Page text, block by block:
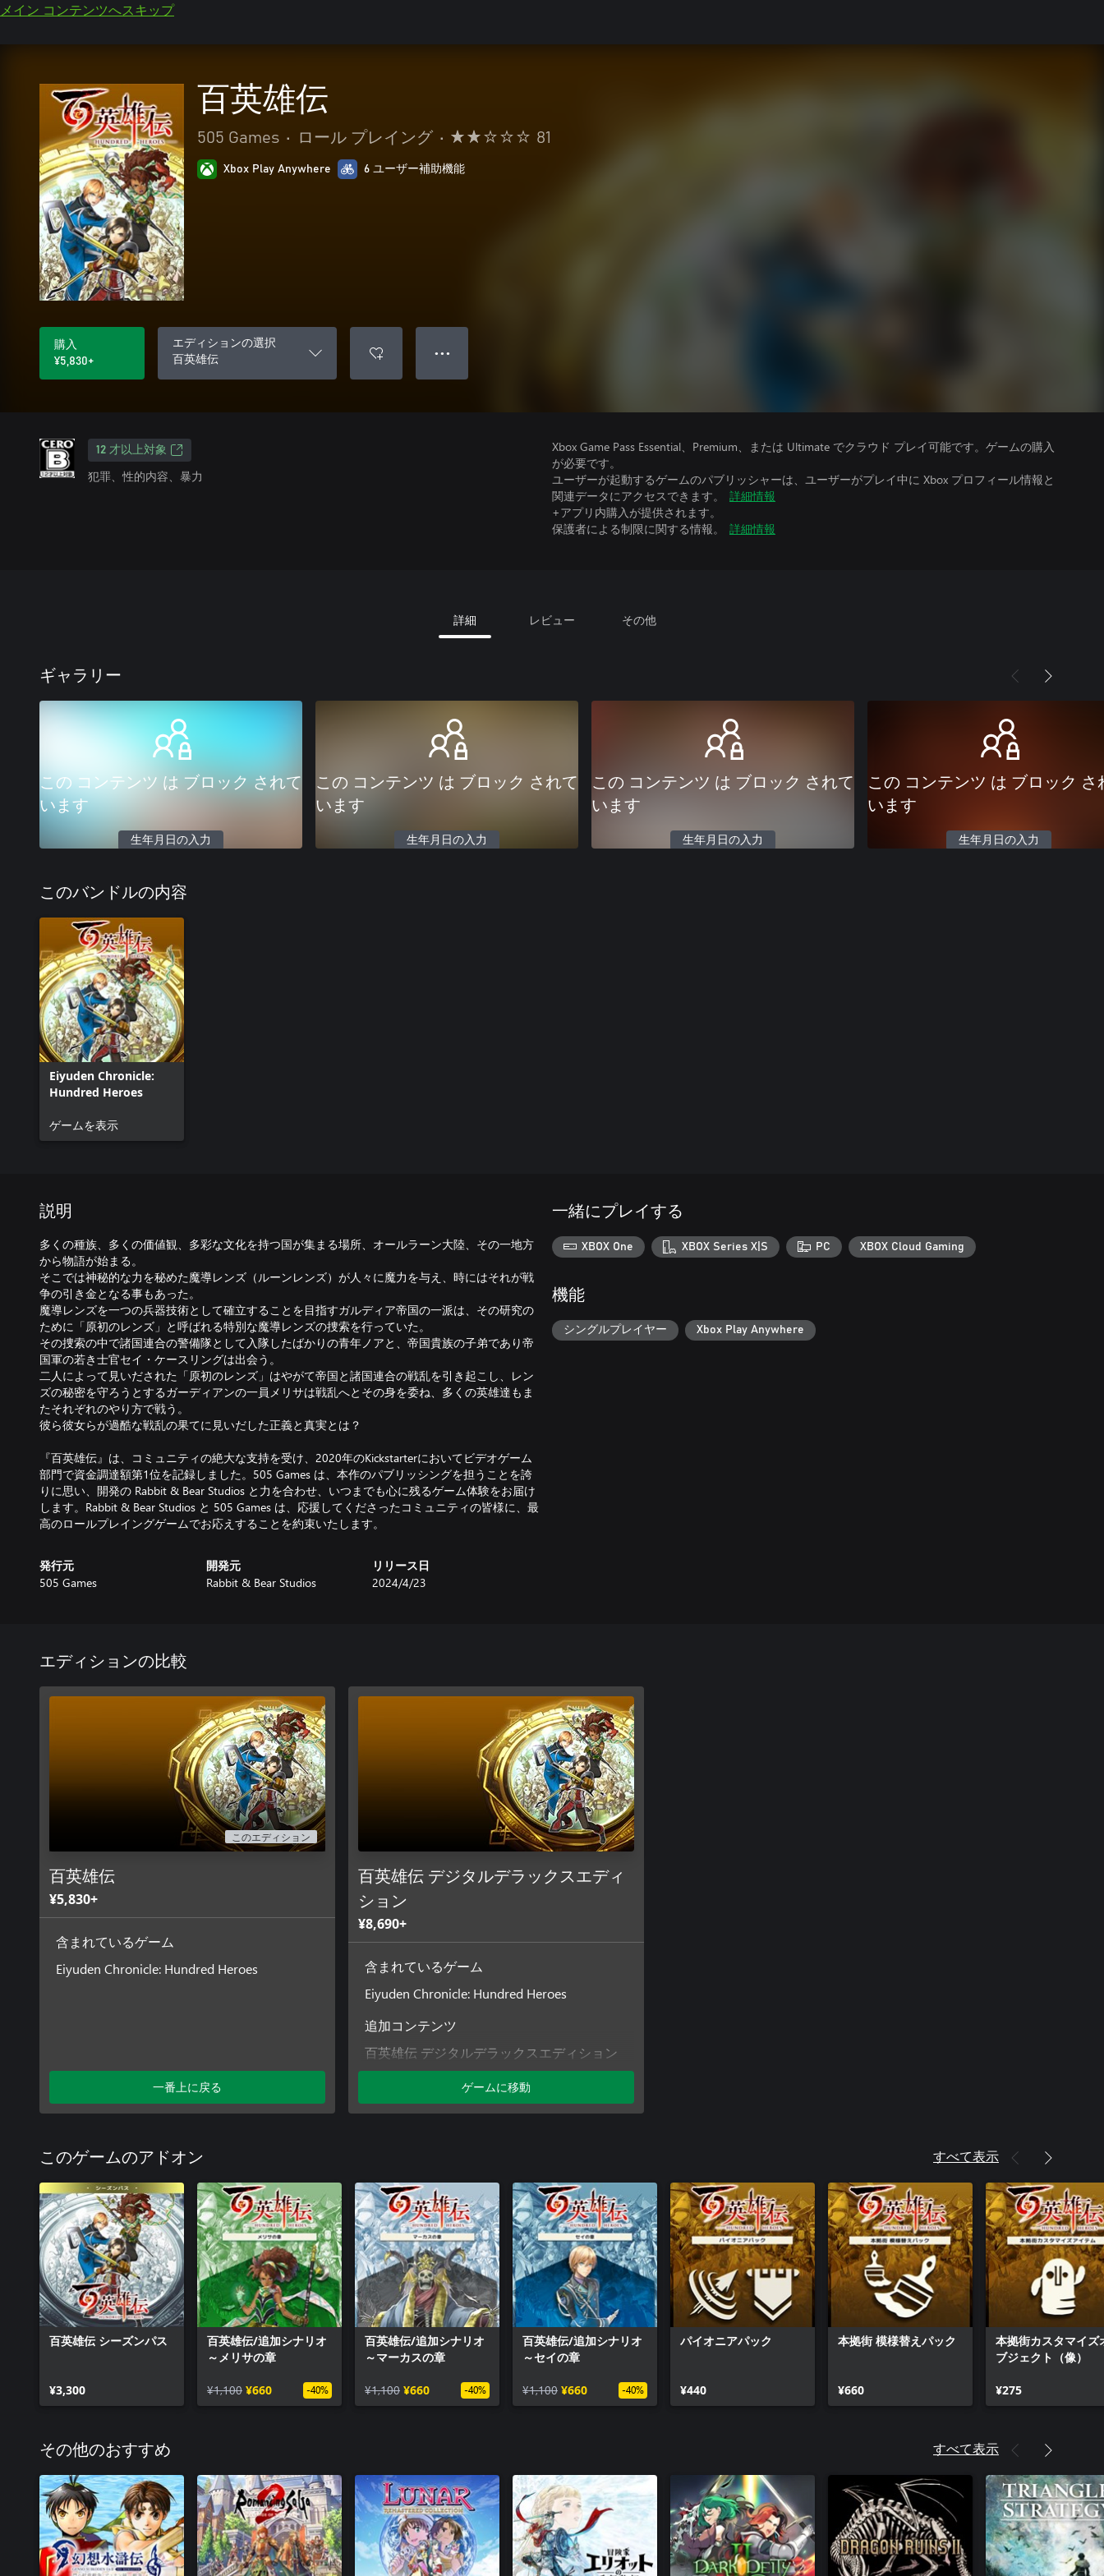
メイン コンテンツへスキップ
百英雄伝
505 Games • ロール プレイング • 81
Xbox Play Anywhere 6 ユーザー補助機能
購入
¥5,830+
エディションの選択
百英雄伝
● ● ●
12 才以上対象
犯罪、性的内容、暴力
Xbox Game Pass Essential、Premium、または Ultimate でクラウド プレイ可能です。ゲームの購入
が必要です。
ユーザーが起動するゲームのパブリッシャーは、ユーザーがプレイ中に Xbox プロフィール情報と
関連データにアクセスできます。
詳細情報
+アプリ内購入が提供されます。
保護者による制限に関する情報。
詳細情報
詳細 レビュー その他
ギャラリー
この コンテンツ は ブロック されて
います
生年月日の入力
この コンテンツ は ブロック されて
います
生年月日の入力
この コンテンツ は ブロック されて
います
生年月日の入力
この コンテンツ は ブロック さ
います
生年月日の入力
このバンドルの内容
Eiyuden Chronicle:
Hundred Heroes
ゲームを表示
説明
多くの種族、多くの価値観、多彩な文化を持つ国が集まる場所、オールラーン大陸、その一地方
から物語が始まる。
そこでは神秘的な力を秘めた魔導レンズ（ルーンレンズ）が人々に魔力を与え、時にはそれが戦
争の引き金となる事もあった。
魔導レンズを一つの兵器技術として確立することを目指すガルディア帝国の一派は、その研究の
ために「原初のレンズ」と呼ばれる特別な魔導レンズの捜索を行っていた。
その捜索の中で諸国連合の警備隊として入隊したばかりの青年ノアと、帝国貴族の子弟であり帝
国軍の若き士官セイ・ケースリングは出会う。
二人によって見いだされた「原初のレンズ」はやがて帝国と諸国連合の戦乱を引き起こし、レン
ズの秘密を守ろうとするガーディアンの一員メリサは戦乱へとその身を委ね、多くの英雄達もま
たそれぞれのやり方で戦う。
彼ら彼女らが過酷な戦乱の果てに見いだした正義と真実とは？
『百英雄伝』は、コミュニティの絶大な支持を受け、2020年のKickstarterにおいてビデオゲーム
部門で資金調達額第1位を記録しました。505 Games は、本作のパブリッシングを担うことを誇
りに思い、開発の Rabbit & Bear Studios と力を合わせ、いつまでも心に残るゲーム体験をお届け
します。Rabbit & Bear Studios と 505 Games は、応援してくださったコミュニティの皆様に、最
高のロールプレイングゲームでお応えすることを約束いたします。
発行元
505 Games
開発元
Rabbit & Bear Studios
リリース日
2024/4/23
一緒にプレイする
XBOX One XBOX Series X|S PC XBOX Cloud Gaming
機能
シングルプレイヤー Xbox Play Anywhere
エディションの比較
このエディション
百英雄伝
¥5,830+
含まれているゲーム
Eiyuden Chronicle: Hundred Heroes
一番上に戻る
百英雄伝 デジタルデラックスエディ
ション
¥8,690+
含まれているゲーム
Eiyuden Chronicle: Hundred Heroes
追加コンテンツ
百英雄伝 デジタルデラックスエディション
百英雄伝 シーズンパス
ゲームに移動
このゲームのアドオン すべて表示
百英雄伝 シーズンパス
¥3,300
百英雄伝/追加シナリオ
～メリサの章
¥1,100 ¥660 -40%
百英雄伝/追加シナリオ
～マーカスの章
¥1,100 ¥660 -40%
百英雄伝/追加シナリオ
～セイの章
¥1,100 ¥660 -40%
パイオニアパック
¥440
本拠街 模様替えパック
¥660
本拠街カスタマイズ
ブジェクト（像）
¥275
その他のおすすめ すべて表示